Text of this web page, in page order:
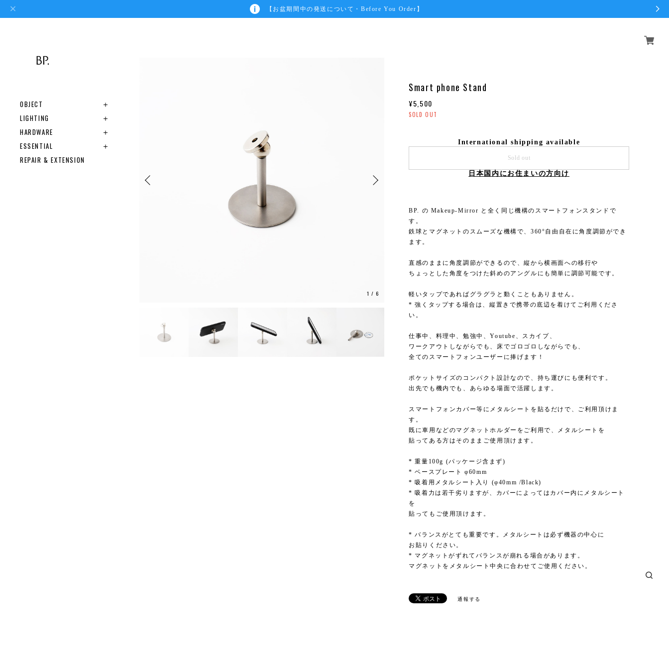
【お盆期間中の発送について・Before You Order】
OBJECT
LIGHTING
HARDWARE
ESSENTIAL
REPAIR & EXTENSION
1 /6
Smart phone Stand
¥5,500
SOLD OUT
International shipping available
Sold out
日本国内にお住まいの方向け
BP. の Makeup-Mirror と全く同じ機構のスマートフォンスタンドで
す。
鉄球とマグネットのスムーズな機構で、360°自由自在に角度調節ができ
ます。
直感のままに角度調節ができるので、縦から横画面への移行や
ちょっとした角度をつけた斜めのアングルにも簡単に調節可能です。
軽いタップであればグラグラと動くこともありません。
* 強くタップする場合は、縦置きで携帯の底辺を着けてご利用くださ
い。
仕事中、料理中、勉強中、Youtube、スカイプ、
ワークアウトしながらでも、床でゴロゴロしながらでも、
全てのスマートフォンユーザーに捧げます！
ポケットサイズのコンパクト設計なので、持ち運びにも便利です。
出先でも機内でも、あらゆる場面で活躍します。
スマートフォンカバー等にメタルシートを貼るだけで、ご利用頂けま
す。
既に車用などのマグネットホルダーをご利用で、メタルシートを
貼ってある方はそのままご使用頂けます。
* 重量100g (パッケージ含まず)
* ベースプレート φ60mm
* 吸着用メタルシート入り (φ40mm /Black)
* 吸着力は若干劣りますが、カバーによってはカバー内にメタルシート
を
貼ってもご使用頂けます。
* バランスがとても重要です。メタルシートは必ず機器の中心に
お貼りください。
* マグネットがずれてバランスが崩れる場合があります。
マグネットをメタルシート中央に合わせてご使用ください。
通報する